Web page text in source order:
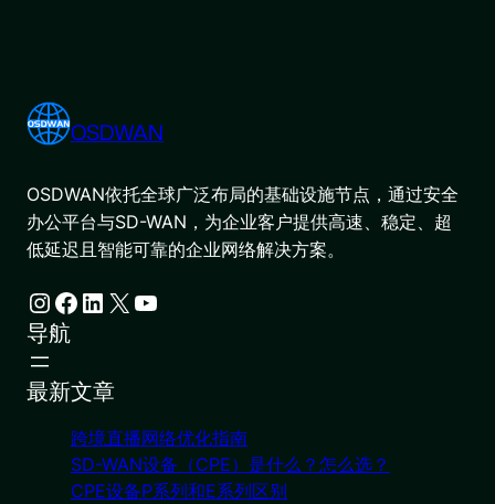
OSDWAN
OSDWAN依托全球广泛布局的基础设施节点，通过安全
办公平台与SD-WAN，为企业客户提供高速、稳定、超
低延迟且智能可靠的企业网络解决方案。
Instagram Facebook LinkedIn X YouTube
导航
最新文章
跨境直播网络优化指南
SD-WAN设备（CPE）是什么？怎么选？
CPE设备P系列和E系列区别